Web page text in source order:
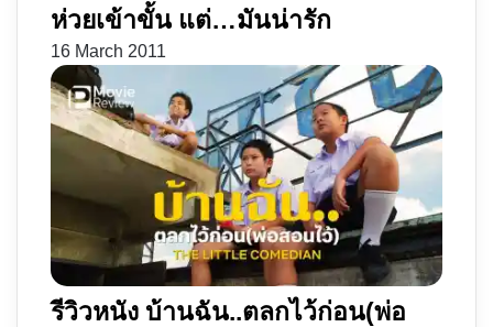
ห่วยเข้าขั้น แต่…มันน่ารัก
16 March 2011
รีวิวหนัง บ้านฉัน..ตลกไว้ก่อน(พ่อ